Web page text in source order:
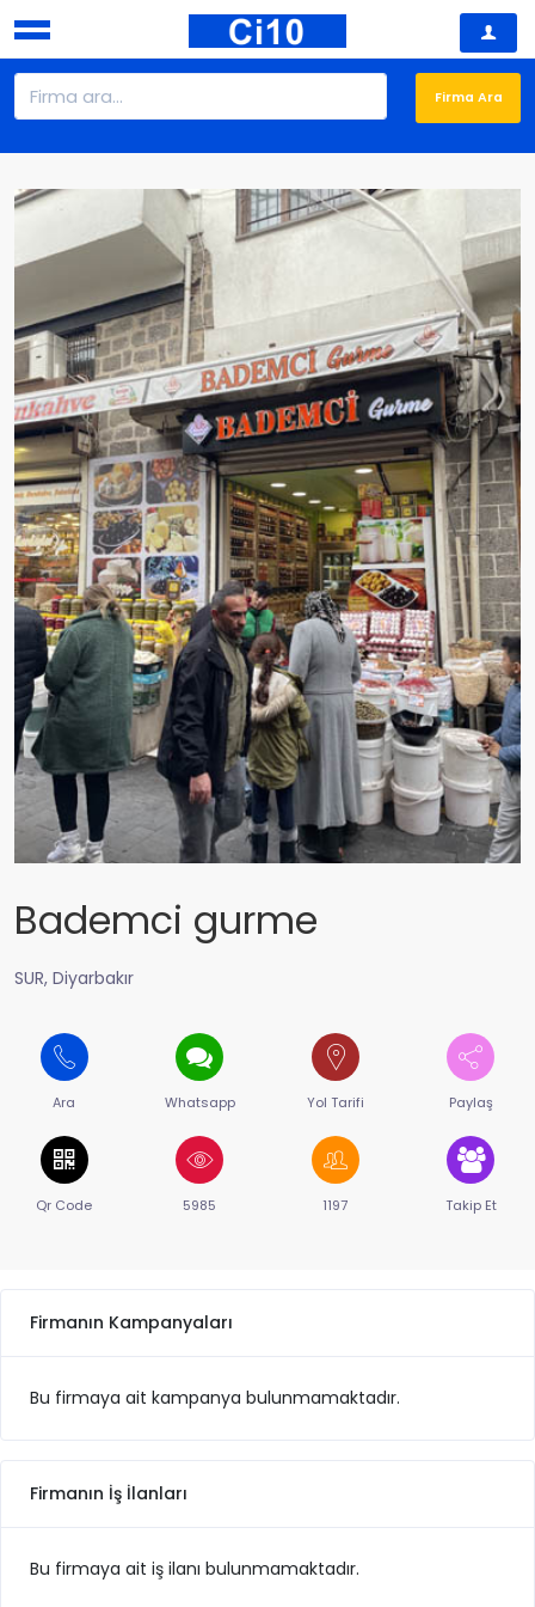
Bademci gurme
SUR, Diyarbakır
Ara Whatsapp Yol Tarifi Paylaş
Qr Code 5985 1197 Takip Et
Firmanın Kampanyaları
Bu firmaya ait kampanya bulunmamaktadır.
Firmanın İş İlanları
Bu firmaya ait iş ilanı bulunmamaktadır.